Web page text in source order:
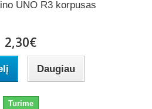
UNO R3 korpusas
2,30€
Daugiau
Turime